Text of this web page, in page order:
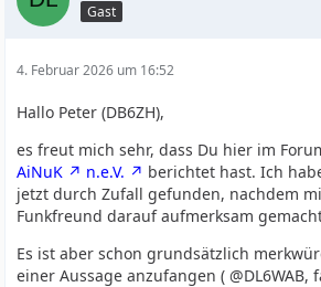
Gast
4. Februar 2026 um 16:52
Hallo Peter (DB6ZH),
es freut mich sehr, dass Du hier im
AiNuK
n.e.V.
berichtet hast. Ich
jetzt durch Zufall gefunden, nachdem
Funkfreund darauf aufmerksam
Es ist aber schon grundsätzlich
einer Aussage anzufangen (